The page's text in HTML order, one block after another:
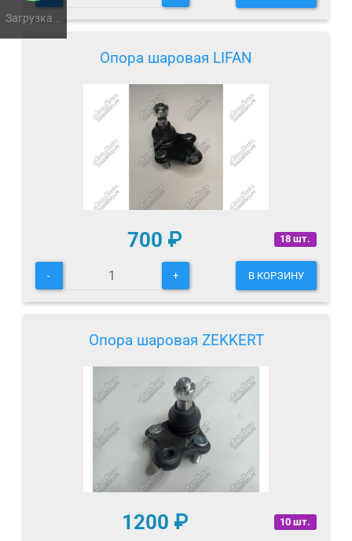
Загрузка...
Опора шаровая LIFAN
18 шт.
700 ₽
- + В КОРЗИНУ
Опора шаровая ZEKKERT
10 шт.
1200 ₽